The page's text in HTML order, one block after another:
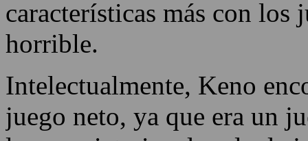
Las Vegas 2024 Super
Bowl Streaker!
bares,
características más con
horrible.